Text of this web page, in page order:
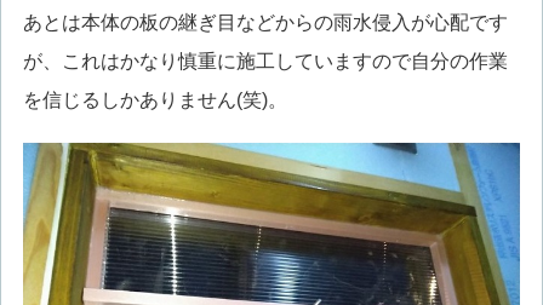
あとは本体の板の継ぎ目などからの雨水侵入が心配です
が、これはかなり慎重に施工していますので自分の作業
を信じるしかありません(笑)。